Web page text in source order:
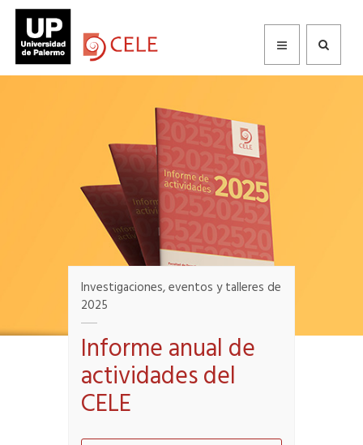
Investigaciones, eventos y talleres de
2025
Informe anual de
actividades del
CELE